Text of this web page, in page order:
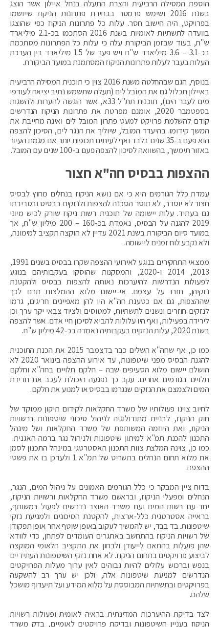
הוספת המסילה הרביעית והצרת התעלה בנחל איילון אשר הוצג
בשנת 2016 ושימש פרמטר בבחירת פתרונות הניקוז שייושמו
בפרויקט, היה חישוב חסר. עלות כל פתרונות הניקוז כפי שהוצגו
בוועדה לתשתיות לאומיות בשנת 2016 הסתכמו בכ-2.1 מיליארד
ש"ח, בעוד שבזמן הביקורת עלה כי עלות כל הפתרונות מסתכמת
בכ-3.1 – 3.6 מיליארד ש"ח ויש פער של 1.5 מיליארד בין הערכת
העלות בעבר לעלות פתרונות הניקוז המסתמנת במועד הביקורת.
בנוסף, הגם שבהחלטה משנת 2016 צוין כי תוכנית המסילה הרביעית
באיילון תכלול גם את המוֹבל לים (תעלה שתשמש נתיב יציאה לעודפי
מים לעבר הים), תוכנית תת"ל 33א, אשר הוגשה להערות ולהשגות
בספטמבר 2020, אומנם מפרטת את פתרונות הניקוז הנדרשים
קודם להשלמת פרויקט למעט פתרון המובל לים ואינה מחייבת את
המשך קידומו. בהיעדר המוֹבל, שיוליך את הנגר לים, הסיכון להצפה
הוא פעם ב-35 שנים בלבד ואף לעיתים תכופות יותר אם מגמת העיור
באזור תימשך, בהשוואה לסיכון להצפה פעם ב-100 שנים עם המובל.
ההצפות בבסיס חה"א חצור
עמדת כלל הגורמים היא כי אם נושא הניקוז בנחלים מחוץ לבסיס
חצור לא יוסדר, לא תוסר הסכנה להצפות ולנזקים בבסיס ובסביבתו
גם בעתיד. עלות יישומה של תוכנית רשות ניקוז שורק לכיש מיוני
2019 להגנה על הבסיס, נאמדת בכ-160 – 200 מיליון ש"ח, אך
במועד סיום הביקורת בשנת 2021 עדיין לא הוקצה תקציב למימונה,
ולא נקבע לוח זמנים ליישומה.
ממצאי התחקירים בנוגע לאירועי ההצפה שקרו בבסיס בשנים 1991,
2013, 2014 ו-2020, והמסקנות שהוסקו בעקבותיהם בנוגע
לפעולות הנדרשות להיערכות נאותה להצפות בבסיס ולהקטנת
נזקיהן, חזרו על עצמם. אי-יישום מלוא ההמלצות תרם לכך
שההצפות, גם אם כטענת חה"א היו להן מאפיינים חריגים, גרמו
לנזקים חוזרים ונשנים לתשתיות, למטוסים ולציוד צבאי יקר ערך וכן
לירידה בפעילות, ואף היו עלולות להביא לסיכון חיי אדם. אשר להצפה
בשנת 2020, עלות הנזקים בעקבותיה נאמדה בכ-42 מיליון ש"ח.
כמו כן, אף שחה"א השלים כבר בדצמבר 2015 את הכנת התוכנית
להגנת הבסיס מפני שיטפונות, עד אירוע ההצפה בינואר 2020 לא
הושלם יישום מלוא הסעיפים שבה – חלקם תלויים בחה"א וחלקם
תלויים בגורמים אחרים. עקב כך נפגעה היכולת לעכב את חדירת
המים ולצמצם את הנזקים שנגרמו בבסיס או למנוע את חלקם.
לחיוב צוינו פעולותיו של משרד החקלאות לקידום תיקון ממוקד של
חוק הניקוז, לבניית מתודולוגיה לניהול סיכוני שיטפונות ברשויות
הניקוז, ואת היוזמה המשותפת של משרד החקלאות ושל מינהל
התכנון להכנת תמ"א למיתון שיטפונות ולניהול נגר ברמה האגנית.
כמו כן, צוינה המלצת צוות התכנון האסטרטגי במינהל התכנון לסמן
את מלוא תחום הנחלים בתשריט של תמ"א 1 ולעדכן בו את פשטי
ההצפה.
בדוח ציין המבקר כי כלל הגורמים האמונים על ניהול המים, הנגר,
הנחלים ומפעלי הניקוז, ובראשם משרד החקלאות ורשויות הניקוז,
יחד עם רשות המים ועם משרד האוצר נדרשים לפעול במשותף,
בראייה אסטרטגית כלל-ארצית, להקטנת הסיכונים ולמניעת נזקי
שיטפונות. בד בבד, יש להמשיך לעקוב באופן שוטף אחר אופן תפקודן
של רשויות הניקוז בהתחשב באתגרים העומדים לפתחן, כדי לוודא
שהן פועלות בהתאם לייעודן ולבחון את התקציב הלאומי המוקצה
לביצוע פרויקטים בתחום הניקוז. לא אחת נזקי השיטפונות העתידיים
בנפש וברכוש עלולים להיות גבוהים לאין ערוך מעלות הפרויקטים
הנדרשים למניעת שיטפונות אלה, ולכן יש ערך רב להשקעה
בפרויקטים ובתשתיות המבוססת על מלוא המידע ועל תיעדוף מושכל
שלהם.
לצד בדיקת ההיערכות המדינתית בראיה לאומית ופעולות רשויות
הניקוז בעניין השיטפונות ובדיקת פרויקטים לאומיים, בדק משרד